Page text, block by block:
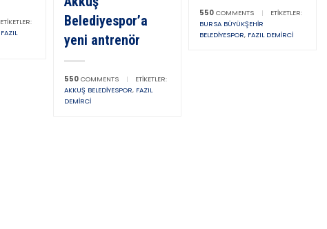
ETIKETLER:
FAZIL
Belediyespor’a
yeni antrenör
550 COMMENTS |
ETIKETLER:
AKKUŞ BELEDIYESPOR, FAZIL
DEMIRCI
550 COMMENTS |
ETIKETLER:
BURSA BÜYÜKŞEHIR
BELEDIYESPOR, FAZIL DEMIRCI